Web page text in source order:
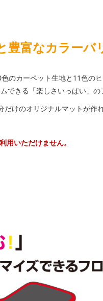
豊富なカラーバ
のカーペット生地と11色の
できる「楽しさいっぱい」の
けのオリジナルマットが作
いただけません。